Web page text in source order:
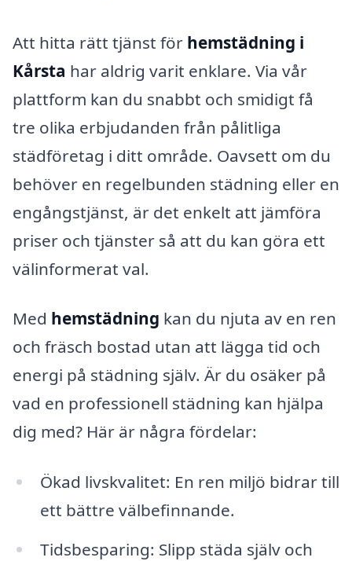
Att hitta rätt tjänst för hemstädning i
Kårsta har aldrig varit enklare. Via vår
plattform kan du snabbt och smidigt få
tre olika erbjudanden från pålitliga
städföretag i ditt område. Oavsett om du
behöver en regelbunden städning eller en
engångstjänst, är det enkelt att jämföra
priser och tjänster så att du kan göra ett
välinformerat val.
Med hemstädning kan du njuta av en ren
och fräsch bostad utan att lägga tid och
energi på städning själv. Är du osäker på
vad en professionell städning kan hjälpa
dig med? Här är några fördelar:
Ökad livskvalitet: En ren miljö bidrar till
ett bättre välbefinnande.
Tidsbesparing: Slipp städa själv och